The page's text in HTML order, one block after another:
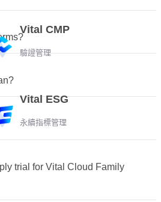
Vital CMP
驗證管理
Vital ESG
永續指標管理
trial for Vital Cloud Family